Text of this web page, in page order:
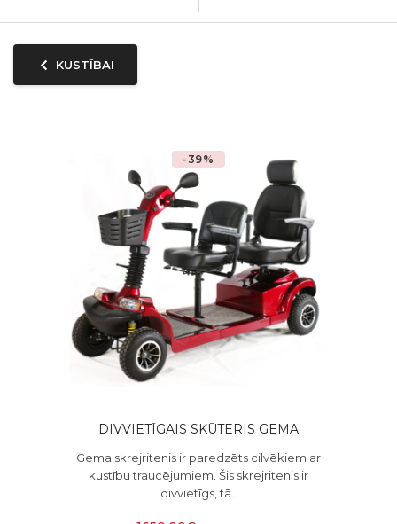
KUSTĪBAI
-39%
DIVVIETĪGAIS SKŪTERIS GEMA
Gema skrejritenis ir paredzēts cilvēkiem ar
kustību traucējumiem. Šis skrejritenis ir
divvietīgs, tā..